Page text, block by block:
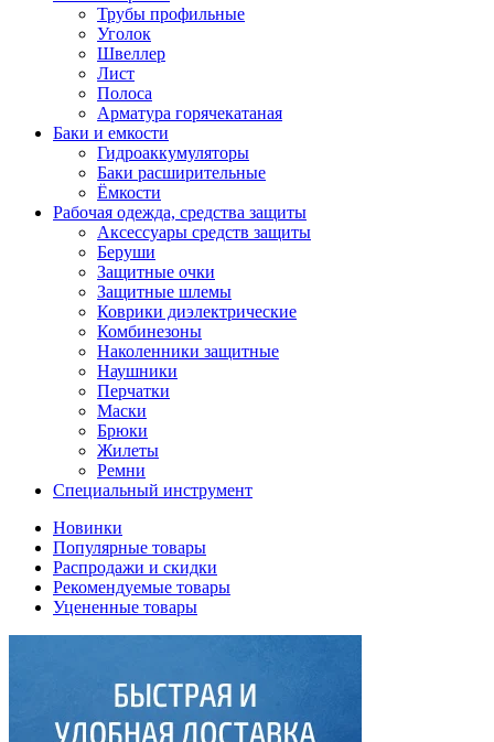
Трубы профильные
Уголок
Швеллер
Лист
Полоса
Арматура горячекатаная
Баки и емкости
Гидроаккумуляторы
Баки расширительные
Ёмкости
Рабочая одежда, средства защиты
Аксессуары средств защиты
Беруши
Защитные очки
Защитные шлемы
Коврики диэлектрические
Комбинезоны
Наколенники защитные
Наушники
Перчатки
Маски
Брюки
Жилеты
Ремни
Специальный инструмент
Новинки
Популярные товары
Распродажи и скидки
Рекомендуемые товары
Уцененные товары